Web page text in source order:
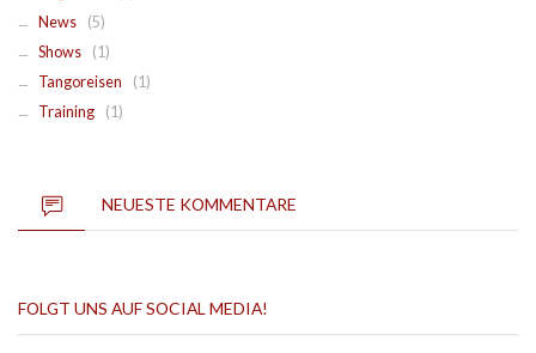
News
(5)
Shows
(1)
Tangoreisen
(1)
Training
(1)
NEUESTE KOMMENTARE
FOLGT UNS AUF SOCIAL MEDIA!